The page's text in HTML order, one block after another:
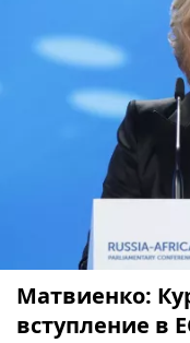
Матвиенко:
вступление в